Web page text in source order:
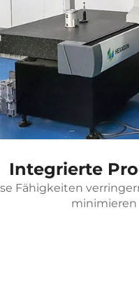
Integrierte
Fähigkeiten
minimieren